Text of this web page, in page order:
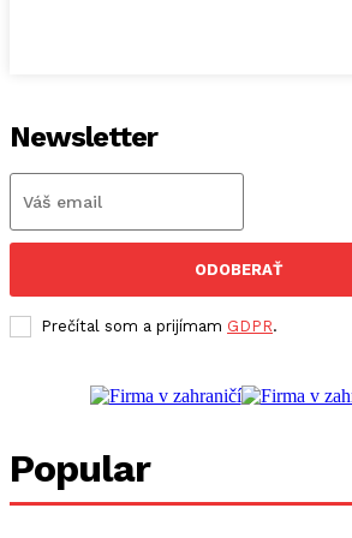
Newsletter
ODOBERAŤ
Prečítal som a prijímam GDPR.
Popular